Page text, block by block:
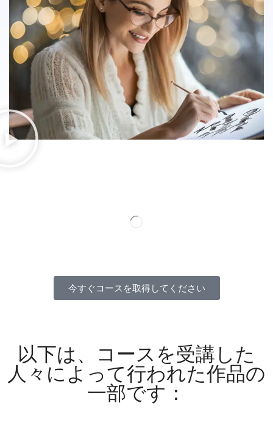
今すぐコースを取得してください
以下は、コースを受講した
人々によって行われた作品の
一部です：